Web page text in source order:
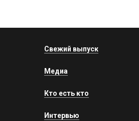
Свежий выпуск
Медиа
Кто есть кто
Интервью